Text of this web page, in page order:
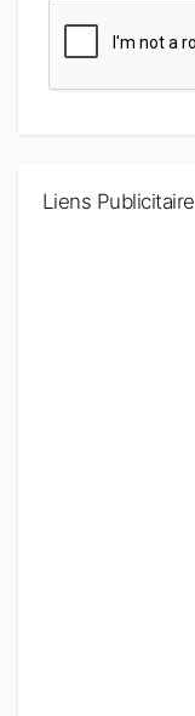
Liens Publicitaire